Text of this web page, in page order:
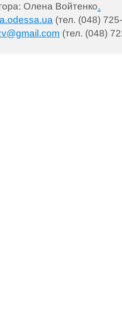
Олена Войтенко.
(тел. (048)
(тел. (048)